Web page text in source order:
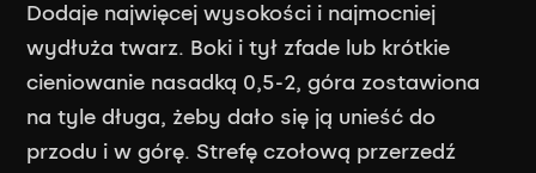
Dodaje najwięcej wysokości i najmocniej
wydłuża twarz. Boki i tył zfade lub krótkie
cieniowanie nasadką 0,5-2, góra zostawiona
na tyle długa, żeby dało się ją unieść do
przodu i w górę. Strefę czołową przerzedź